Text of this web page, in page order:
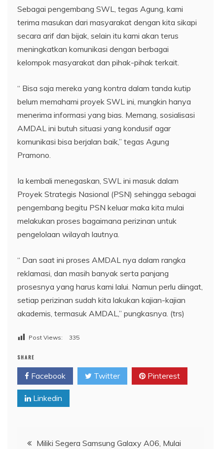
Sebagai pengembang SWL, tegas Agung, kami
terima masukan dari masyarakat dengan kita sikapi
secara arif dan bijak, selain itu kami akan terus
meningkatkan komunikasi dengan berbagai
kelompok masyarakat dan pihak-pihak terkait.
“ Bisa saja mereka yang kontra dalam tanda kutip
belum memahami proyek SWL ini, mungkin hanya
menerima informasi yang bias. Memang, sosialisasi
AMDAL ini butuh situasi yang kondusif agar
komunikasi bisa berjalan baik,” tegas Agung
Pramono.
Ia kembali menegaskan, SWL ini masuk dalam
Proyek Strategis Nasional (PSN) sehingga sebagai
pengembang begitu PSN keluar maka kita mulai
melakukan proses bagaimana perizinan untuk
pengelolaan wilayah lautnya.
“ Dan saat ini proses AMDAL nya dalam rangka
reklamasi, dan masih banyak serta panjang
prosesnya yang harus kami lalui. Namun perlu diingat,
setiap perizinan sudah kita lakukan kajian-kajian
akademis, termasuk AMDAL,” pungkasnya. (trs)
Post Views: 335
SHARE
Facebook Twitter Pinterest
Linkedin
Navigasi
Miliki Segera Samsung Galaxy A06, Mulai